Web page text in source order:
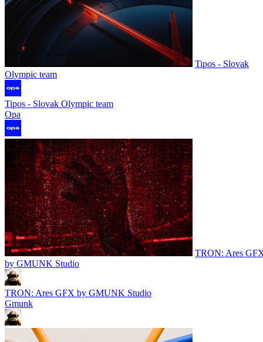
Tipos - Slovak
Olympic team
Tipos - Slovak Olympic team
Opa
TRON: Ares
by GMUNK Studio
TRON: Ares GFX by GMUNK Studio
Gmunk